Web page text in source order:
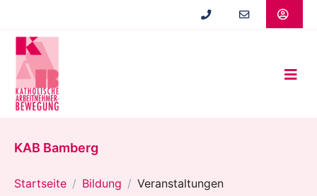
springen
KAB Bamberg
Startseite Bildung Veranstaltungen